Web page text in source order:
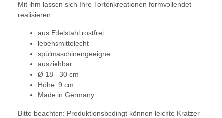
Mit ihm lassen sich Ihre Tortenkreationen formvollendet
realisieren.
aus Edelstahl rostfrei
lebensmittelecht
spülmaschinengeeignet
ausziehbar
Ø 18 - 30 cm
Höhe: 9 cm
Made in Germany
Bitte beachten: Produktionsbedingt können leichte Kratzer